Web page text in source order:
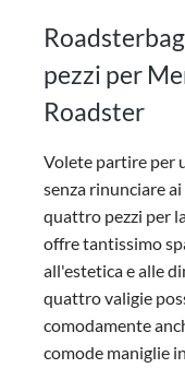
pezzi per
Roadster
Volete partire per
senza rinunciare
quattro pezzi per
offre tantissimo
all'estetica e alle
quattro valigie
comodamente
comode maniglie